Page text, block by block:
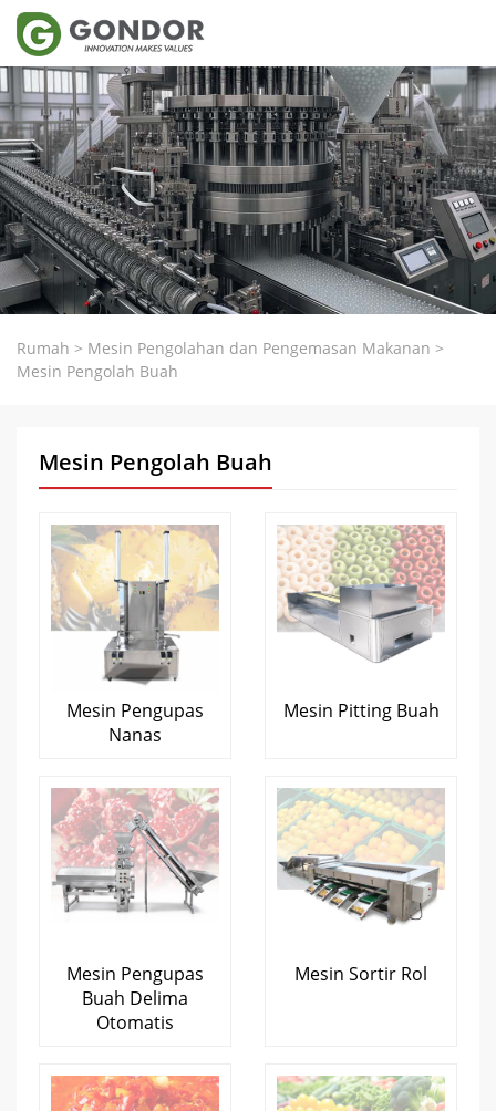
Rumah > Mesin Pengolahan dan Pengemasan Makanan >
Mesin Pengolah Buah
Mesin Pengolah Buah
Mesin Pengupas
Nanas
Mesin Pitting Buah
Mesin Pengupas
Buah Delima
Otomatis
Mesin Sortir Rol